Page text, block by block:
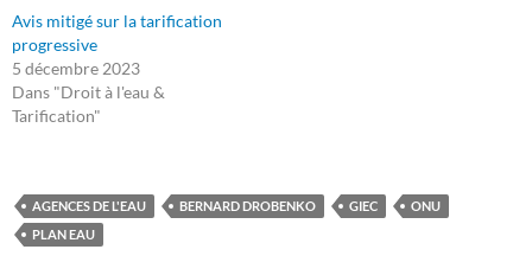
Avis mitigé sur la tarification
progressive
5 décembre 2023
Dans "Droit à l'eau &
Tarification"
AGENCES DE L'EAU BERNARD DROBENKO GIEC
ONU
PLAN EAU